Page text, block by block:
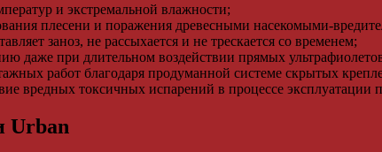
и экстремальной влажности;
плесени и поражения древесными насекомыми-
заноз, не рассыхается и не трескается со временем;
даже при длительном воздействии прямых
работ благодаря продуманной системе скрытых
вредных токсичных испарений в процессе эксплуатации
Urban